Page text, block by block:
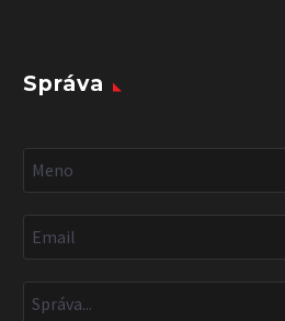
Správa